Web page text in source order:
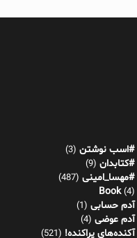
#اسب نوشتن (3)
#کتابدان (9)
#مهسا_امینی (487)
Book(4)
آدم حسابی (1)
آدم عوضی (4)
آکنده‌های پراکنده! (521)